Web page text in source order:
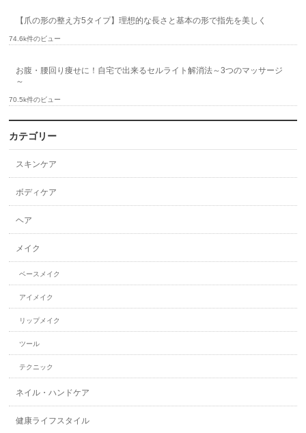
【爪の形の整え方5タイプ】理想的な長さと基本の形で指先を美しく
74.6k件のビュー
お腹・腰回り痩せに！自宅で出来るセルライト解消法～3つのマッサージ
～
70.5k件のビュー
カテゴリー
スキンケア
ボディケア
ヘア
メイク
ベースメイク
アイメイク
リップメイク
ツール
テクニック
ネイル・ハンドケア
健康ライフスタイル